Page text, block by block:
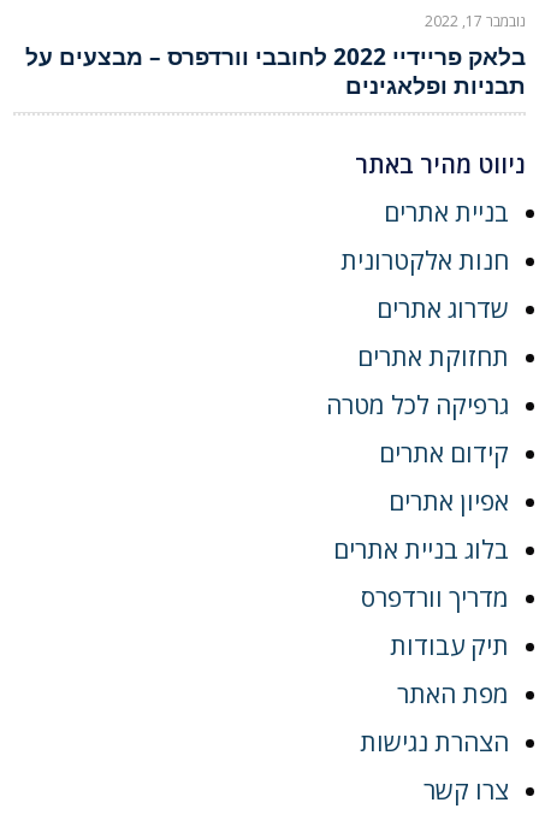
נובמבר 17, 2022
בלאק פריידיי 2022 לחובבי וורדפרס – מבצעים על
תבניות ופלאגינים
ניווט מהיר באתר
בניית אתרים
חנות אלקטרונית
שדרוג אתרים
תחזוקת אתרים
גרפיקה לכל מטרה
קידום אתרים
אפיון אתרים
בלוג בניית אתרים
מדריך וורדפרס
תיק עבודות
מפת האתר
הצהרת נגישות
צרו קשר